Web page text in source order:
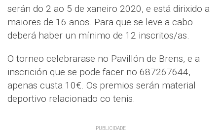
serán do 2 ao 5 de xaneiro 2020, e está dirixido a
maiores de 16 anos. Para que se leve a cabo
deberá haber un mínimo de 12 inscritos/as.
O torneo celebrarase no Pavillón de Brens, e a
inscrición que se pode facer no 687267644,
apenas custa 10€. Os premios serán material
deportivo relacionado co tenis.